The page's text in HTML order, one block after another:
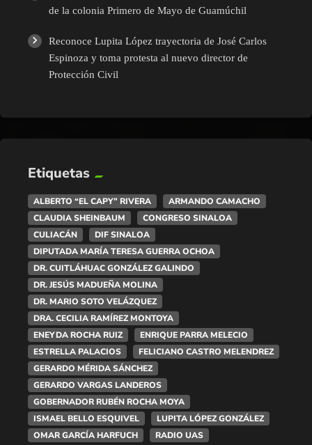
de la colonia Primero de Mayo de Guamúchil
Reconoce Lupita López trayectoria de José Carlos
Espinoza y toma protesta al nuevo director de
Protección Civil
Etiquetas
ALBERTO “EL CAPY” RIVERA
ARMANDO CAMACHO
CLAUDIA SHEINBAUM
CONGRESO SINALOA
CULIACÁN
DIF SINALOA
DIPUTADA MARÍA TERESA GUERRA OCHOA
DR. CUITLÁHUAC GONZÁLEZ GALINDO
DR. JESÚS MADUEÑA MOLINA
DR. MARIO SOTO VELÁZQUEZ
DRA. CECILIA RAMÍREZ MONTOYA
ENEYDA ROCHA RUIZ
ENRIQUE PARRA MELECIO
ESTRELLA PALACIOS
FELICIANO CASTRO MELENDREZ
GERARDO MÉRIDA SÁNCHEZ
GERARDO VARGAS LANDEROS
GOBERNADOR RUBÉN ROCHA MOYA
ISMAEL BELLO ESQUIVEL
LUPITA LÓPEZ GONZÁLEZ
OMAR GARCÍA HARFUCH
RADIO UAS